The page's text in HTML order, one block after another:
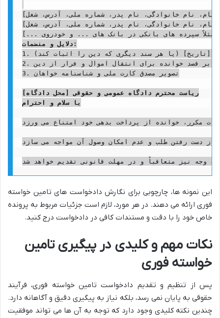
دلایل و منضمات:
1. سند عادی قرارداد قرض الحسنه مورخ [تاریخ] (یا هر سند دیگری که دین را اثبات کند)
2. شهادت نامه شهود یا مدارک دال بر قصد خوانده برای انتقال اموال و فرار از دین
3. تصویر مصدق کارت ملی و شناسنامه خواهان
ریاست محترم دادگاه عمومی و حقوقی [محل دادگاه]
با سلام و احترام
مکرر، خوانده از پرداخت بدهی خود امتناع می ورزد.
دست رفتن طلب و عدم امکان وصول آن مواجه می سازد.
این نمونه ها، چارچوبی برای نگارش دادخواست های تامین خواسته
فوری ارائه می دهند. در هر مورد، لازم است جزئیات مربوط به پرونده
خاص خود را با دقت و مستندات کافی در دادخواست درج کنید.
نکات مهم و کلیدی در پیگیری تامین
خواسته فوری
پس از تنظیم و تقدیم دادخواست تامین خواسته فوری، فرآیند
حقوقی به پایان نمی رسد، بلکه نیاز به پیگیری دقیق و آگاهانه دارد.
چندین نکته کلیدی وجود دارد که توجه به آن ها می تواند موفقیت